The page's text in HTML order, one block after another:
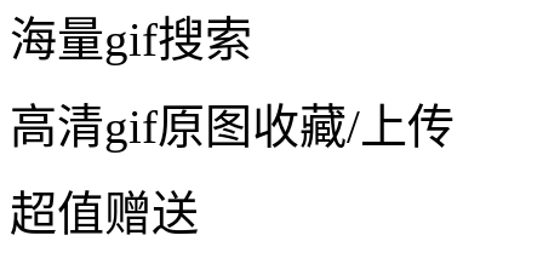
海量gif搜索
高清gif原图收藏/上传
超值赠送